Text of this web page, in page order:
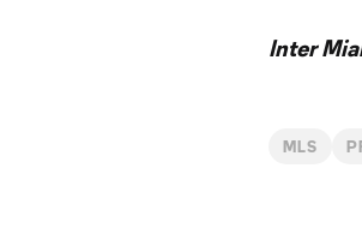
Inter
MLS